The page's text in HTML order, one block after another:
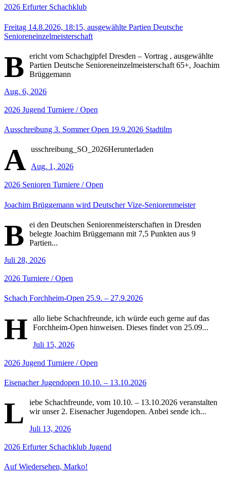
2026 Erfurter Schachklub
Freitag 14.8.2026, 18:15, ausgewählte Partien Deutsche
Senioreneinzelmeisterschaft
B
ericht vom Schachgipfel Dresden – Vortrag , ausgewählte
Partien Deutsche Senioreneinzelmeisterschaft 65+, Joachim
Brüggemann
Aug. 6, 2026
2026 Jugend Turniere / Open
Ausschreibung 3. Sommer Open 19.9.2026 Stadtilm
A usschreibung_SO_2026Herunterladen
Aug. 1, 2026
2026 Senioren Turniere / Open
Joachim Brüggemann wird Deutscher Vize-Seniorenmeister
B
ei den Deutschen Seniorenmeisterschaften in Dresden
belegte Joachim Brüggemann mit 7,5 Punkten aus 9
Partien...
Juli 28, 2026
2026 Turniere / Open
Schach Forchheim-Open 25.9. – 27.9.2026
H
allo liebe Schachfreunde, ich würde euch gerne auf das
Forchheim-Open hinweisen. Dieses findet von 25.09...
Juli 15, 2026
2026 Jugend Turniere / Open
Eisenacher Jugendopen 10.10. – 13.10.2026
L
iebe Schachfreunde, vom 10.10. – 13.10.2026 veranstalten
wir unser 2. Eisenacher Jugendopen. Anbei sende ich...
Juli 13, 2026
2026 Erfurter Schachklub Jugend
Auf Wiedersehen, Marko!